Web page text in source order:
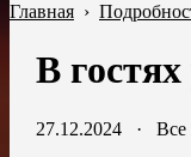
Главная ›
В
27.12.2024· Все